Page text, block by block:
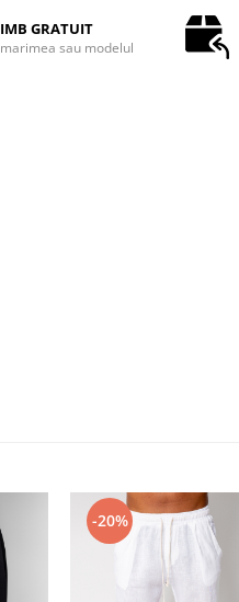
GRATUIT
sau modelul
-20%